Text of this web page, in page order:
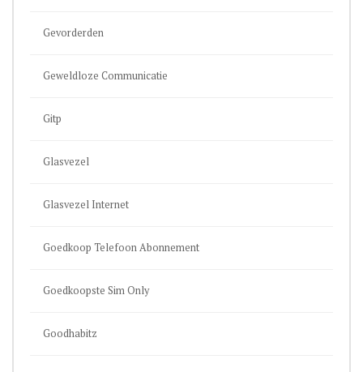
Gevorderden
Geweldloze Communicatie
Gitp
Glasvezel
Glasvezel Internet
Goedkoop Telefoon Abonnement
Goedkoopste Sim Only
Goodhabitz